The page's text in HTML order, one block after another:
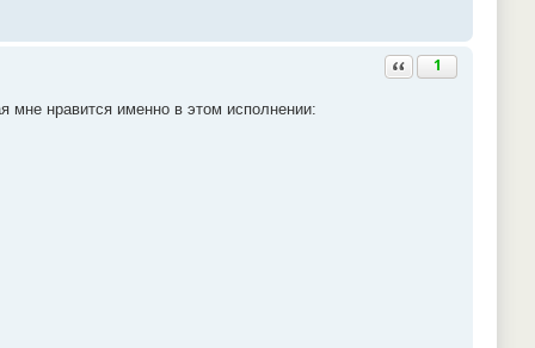
Ответить с цитатой
1
мне нравится именно в этом исполнении: